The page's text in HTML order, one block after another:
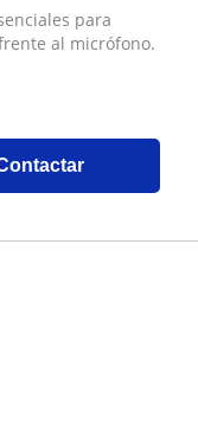
para
al micrófono.